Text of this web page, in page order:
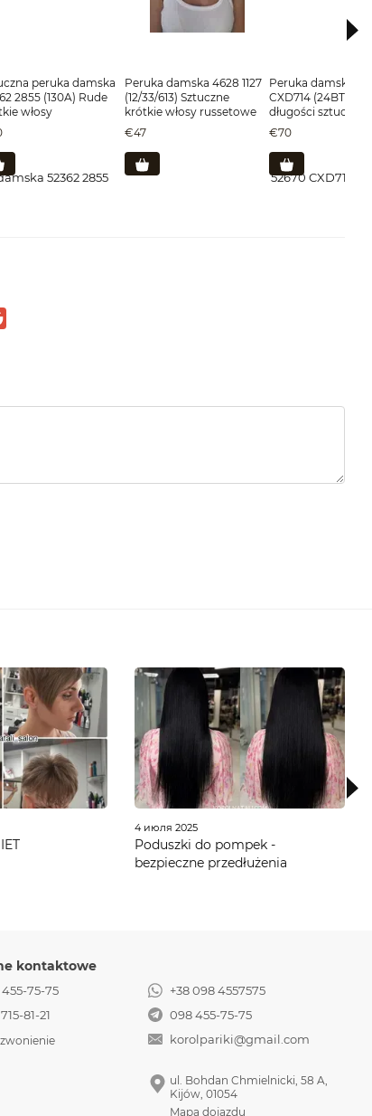
peruka damska
2855 (130A) Rude
włosy
Peruka damska 4628 1127
(12/33/613) Sztuczne
krótkie włosy russetowe
€47
Peruka damska
CXD714 (24BT613)
długości sztuczne
blond
€70
4 июля 2025
Poduszki do pompek -
bezpieczne przedłużenia
kontaktowe
75-75
81-21
+38 098 4557575
098 455-75-75
korolpariki@gmail.com
ul. Bohdan Chmielnicki, 58 A,
Kijów, 01054
Mapa dojazdu